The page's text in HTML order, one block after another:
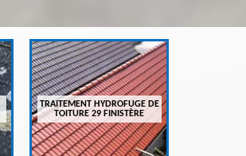
TRAITEMENT HYDROFUGE DE
TOITURE 29 FINISTÈRE